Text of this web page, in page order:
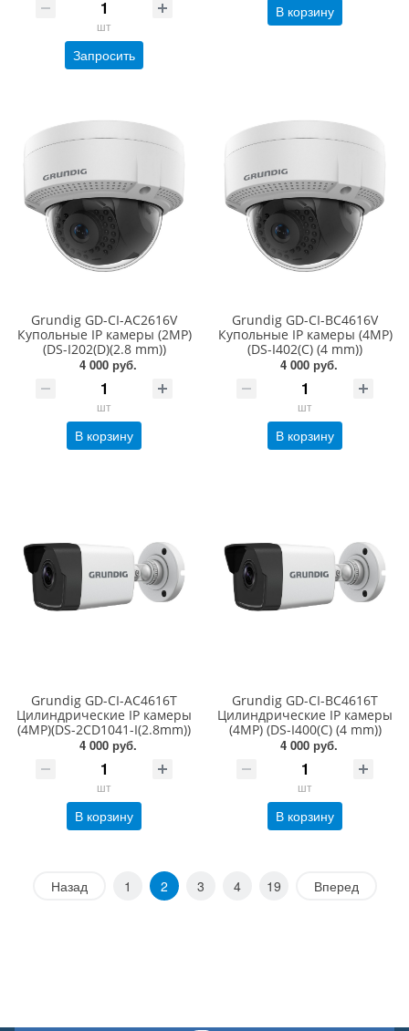
шт
Запросить
В корзину
Grundig GD-CI-AC2616V
Купольные IP камеры (2MP)
(DS-I202(D)(2.8 mm))
4 000 руб.
шт
В корзину
Grundig GD-CI-BC4616V
Купольные IP камеры (4MP)
(DS-I402(С) (4 mm))
4 000 руб.
шт
В корзину
Grundig GD-CI-AC4616T
Цилиндрические IP камеры
(4MP)(DS-2CD1041-I(2.8mm))
4 000 руб.
шт
В корзину
Grundig GD-CI-BC4616T
Цилиндрические IP камеры
(4MP) (DS-I400(С) (4 mm))
4 000 руб.
шт
В корзину
Назад 1 2 3 4 19 Вперед